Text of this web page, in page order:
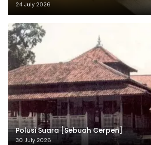
dalam Pemikiran Masykuri Abdillah
24 July 2026
Polusi Suara [Sebuah Cerpen]
30 July 2026